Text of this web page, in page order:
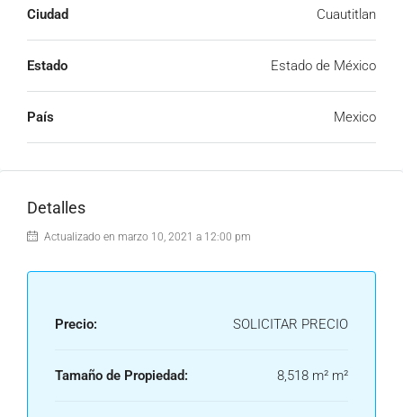
Ciudad Cuautitlan
Estado Estado de México
País Mexico
Detalles
Actualizado en marzo 10, 2021 a 12:00 pm
Precio: SOLICITAR PRECIO
Tamaño de Propiedad: 8,518 m² m²